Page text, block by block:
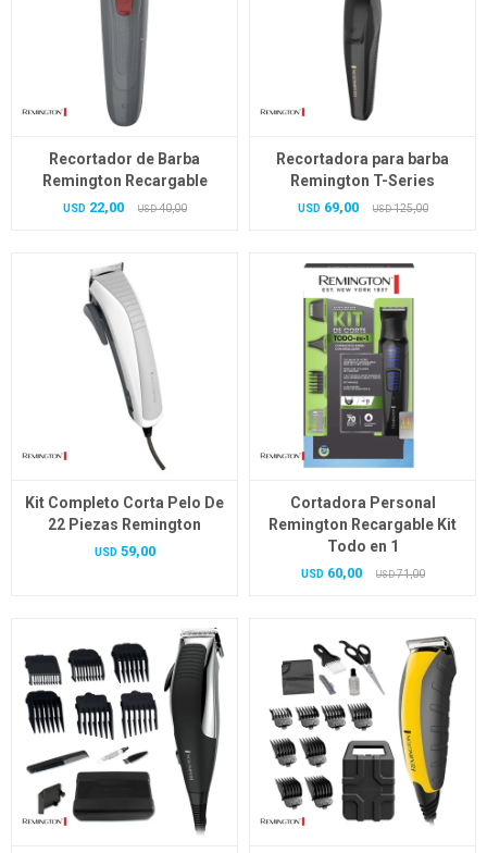
Recortador de Barba
Remington Recargable
USD 22,00 USD 40,00
Recortadora para barba
Remington T-Series
USD 69,00 USD 125,00
Kit Completo Corta Pelo De
22 Piezas Remington
USD 59,00
Cortadora Personal
Remington Recargable Kit
Todo en 1
USD 60,00 USD 71,00